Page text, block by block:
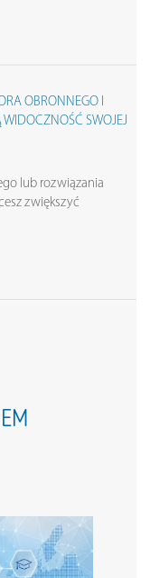
OBRONNEGO I
SWOJEJ
lub rozwiązania
zwiększyć